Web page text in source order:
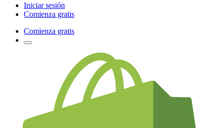
Iniciar sesión
Comienza gratis
Comienza gratis